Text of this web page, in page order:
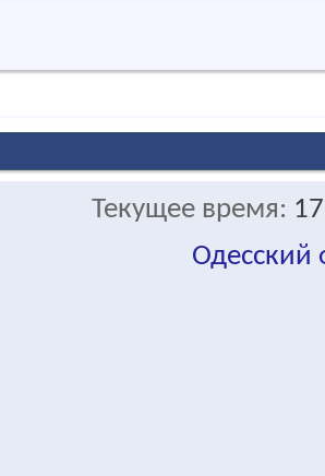
Текущее время:
Одесский